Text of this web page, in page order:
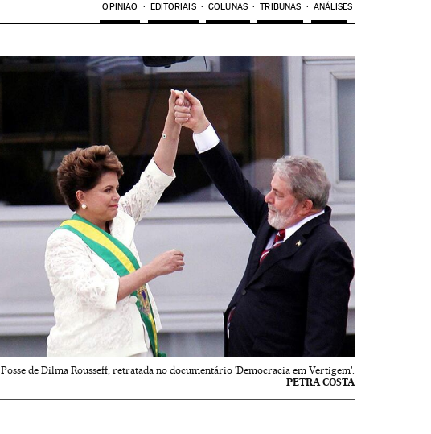
OPINIÃO EDITORIAIS COLUNAS TRIBUNAS ANÁLISES
Posse de Dilma Rousseff, retratada no documentário 'Democracia em Vertigem'.
PETRA COSTA